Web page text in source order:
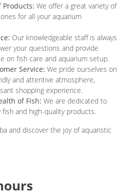
Products: We offer a great variety of
for all your aquarium
Our knowledgeable staff is always
your questions and provide
on fish care and aquarium setup.
Service: We pride ourselves on
and attentive atmosphere,
shopping experience.
of Fish: We are dedicated to
and high-quality products.
and discover the joy of aquaristic